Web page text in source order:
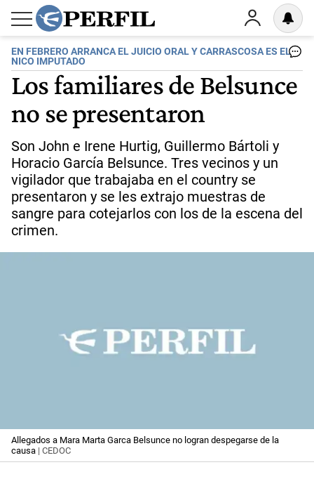
EN FEBRERO ARRANCA EL JUICIO ORAL Y CARRASCOSA ES EL
NICO IMPUTADO
Los familiares de Belsunce
no se presentaron
Son John e Irene Hurtig, Guillermo Bártoli y
Horacio García Belsunce. Tres vecinos y un
vigilador que trabajaba en el country se
presentaron y se les extrajo muestras de
sangre para cotejarlos con los de la escena del
crimen.
Allegados a Mara Marta Garca Belsunce no logran despegarse de la
causa | CEDOC